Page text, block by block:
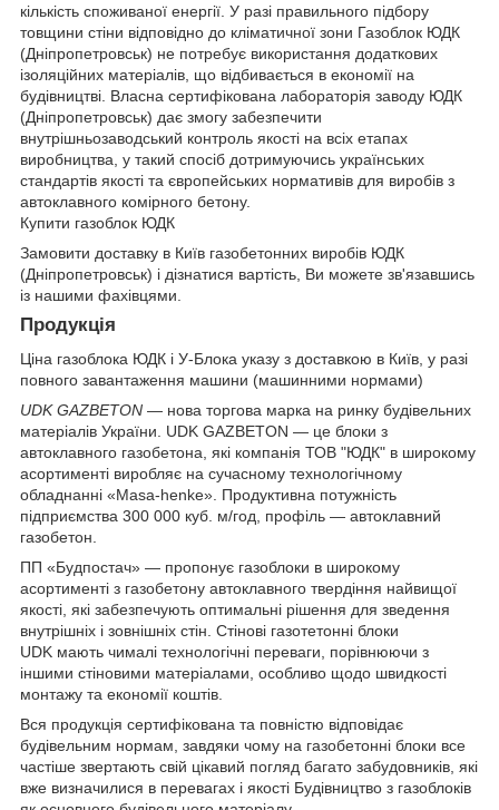
кількість споживаної енергії. У разі правильного підбору
товщини стіни відповідно до кліматичної зони Газоблок ЮДК
(Дніпропетровськ) не потребує використання додаткових
ізоляційних матеріалів, що відбивається в економії на
будівництві. Власна сертифікована лабораторія заводу ЮДК
(Дніпропетровськ) дає змогу забезпечити
внутрішньозаводський контроль якості на всіх етапах
виробництва, у такий спосіб дотримуючись українських
стандартів якості та європейських нормативів для виробів з
автоклавного комірного бетону.
Купити газоблок ЮДК
Замовити доставку в Київ газобетонних виробів ЮДК
(Дніпропетровськ) і дізнатися вартість, Ви можете зв'язавшись
із нашими фахівцями.
Продукція
Ціна газоблока ЮДК і У-Блока указу з доставкою в Київ, у разі
повного завантаження машини (машинними нормами)
UDK GAZBETON — нова торгова марка на ринку будівельних
матеріалів України. UDK GAZBETON — це блоки з
автоклавного газобетона, які компанія ТОВ "ЮДК" в широкому
асортименті виробляє на сучасному технологічному
обладнанні «Masa-henke». Продуктивна потужність
підприємства 300 000 куб. м/год, профіль — автоклавний
газобетон.
ПП «Будпостач» — пропонує газоблоки в широкому
асортименті з газобетону автоклавного твердіння найвищої
якості, які забезпечують оптимальні рішення для зведення
внутрішніх і зовнішніх стін. Стінові газотетонні блоки
UDK мають чималі технологічні переваги, порівнюючи з
іншими стіновими матеріалами, особливо щодо швидкості
монтажу та економії коштів.
Вся продукція сертифікована та повністю відповідає
будівельним нормам, завдяки чому на газобетонні блоки все
частіше звертають свій цікавий погляд багато забудовників, які
вже визначилися в перевагах і якості Будівництво з газоблоків